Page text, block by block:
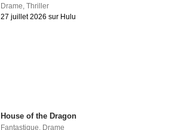
Drame,Thriller
27 juillet 2026 sur Hulu
House of the Dragon
Fantastique, Drame